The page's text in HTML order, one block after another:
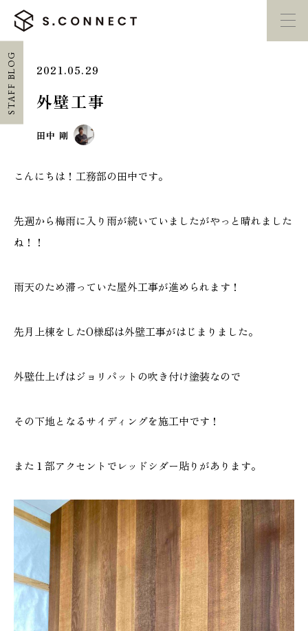
HOME
CONCEPT
施工実績
GALLERY
施工ギャラリー
STAFF BLOG
会社情報
ACCESS MAP
アクセスマップ
プライバシーポリシー
家づくり勉強会
STAFF BLOG 2021.05.29
外壁工事
田中 剛
こんにちは！工務部の田中です。
先週から梅雨に入り雨が続いていましたがやっと晴れました
ね！！
雨天のため滞っていた屋外工事が進められます！
先月上棟をしたO様邸は外壁工事がはじまりました。
外壁仕上げはジョリパットの吹き付け塗装なので
その下地となるサイディングを施工中です！
また１部アクセントでレッドシダー貼りがあります。